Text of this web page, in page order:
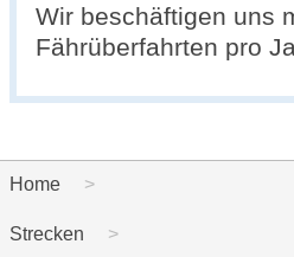
Wir beschäftigen uns
Fährüberfahrten pro
Home
Strecken